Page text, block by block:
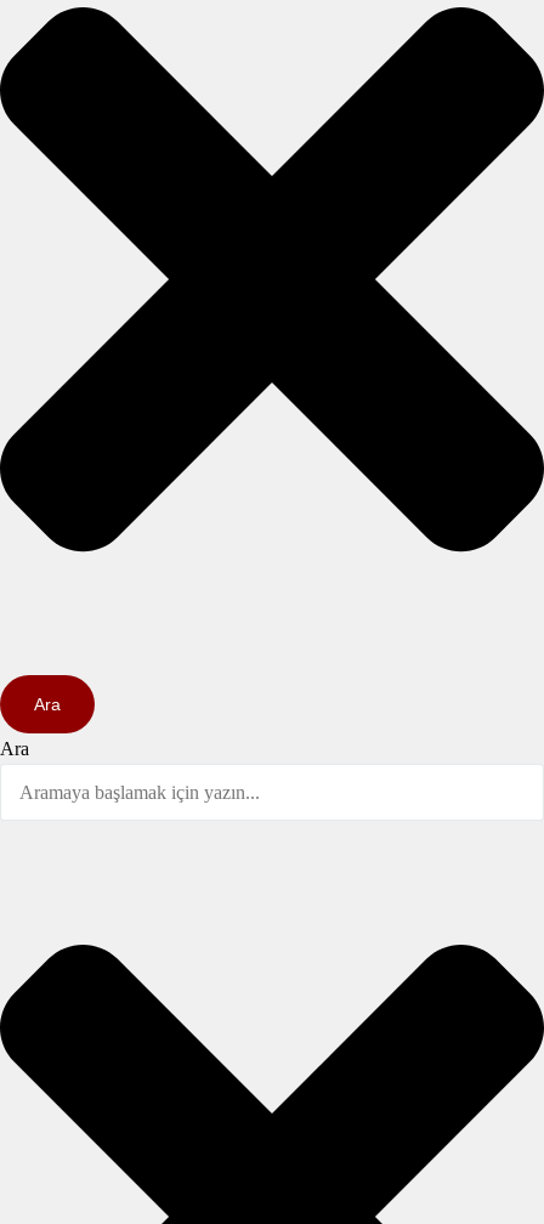
Ara
Ara